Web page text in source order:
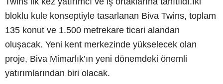
bloklu kule konseptiyle tasarlanan Biva Twins, toplam
135 konut ve 1.500 metrekare ticari alandan
oluşacak. Yeni kent merkezinde yükselecek olan
proje, Biva Mimarlık’ın yeni dönemdeki önemli
yatırımlarından biri olacak.